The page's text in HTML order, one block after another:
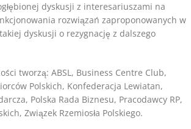
dyskusji z interesariuszami na
rozwiązań zaproponowanych w
dyskusji o rezygnację z dalszego
tworzą: ABSL, Business Centre Club,
Polskich, Konfederacja Lewiatan,
Polska Rada Biznesu, Pracodawcy RP,
Związek Rzemiosła Polskiego.